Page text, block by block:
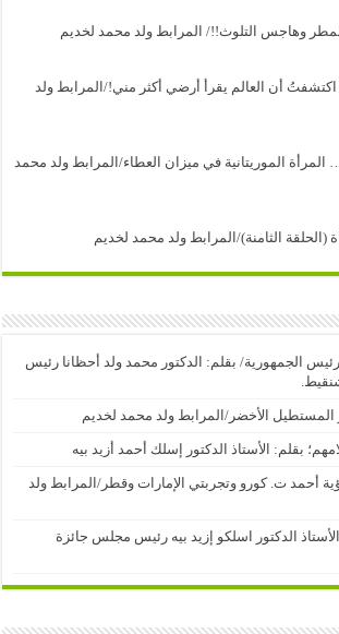
وهاجس التلوث!!/ المرابط ولد محمد لخديم
أن العالم يقرأ أرضي أكثر مني!/المرابط ولد
الموريتانية في ميزان العطاء/المرابط ولد محمد
(الحلقة الثامنة)/المرابط ولد محمد لخديم
الجمهورية/ بقلم: الدكتور محمد ولد أحظانا رئيس
الأخضر/المرابط ولد محمد لخديم
بقلم: الأستاذ الدكتور إسلك أحمد أزيد بيه
أحمد ت. كورو وتجربتي الإمارات وقطر/المرابط ولد
الدكتور اسلكو إزيد بيه رئيس مجلس جائزة